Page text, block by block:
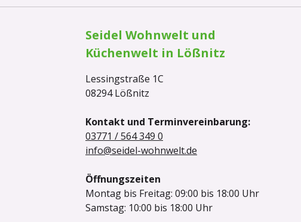
Seidel Wohnwelt und
Küchenwelt in Lößnitz
Lessingstraße 1C
08294 Lößnitz
Kontakt und Terminvereinbarung:
03771 / 564 349 0
info@seidel-wohnwelt.de
Öffnungszeiten
Montag bis Freitag: 09:00 bis 18:00 Uhr
Samstag: 10:00 bis 18:00 Uhr